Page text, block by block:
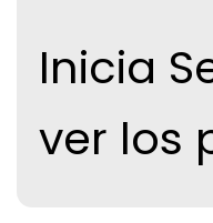
Inicia
ver los